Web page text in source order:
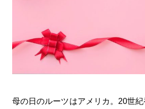
母の日のルーツはアメリカ。20世